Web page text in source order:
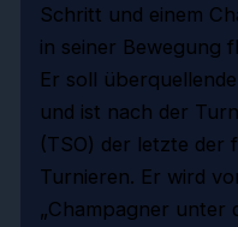
Schritt und einem
in seiner Bewegung
Er soll
und ist nach der
(TSO) der letzte der
Turnieren. Er wird
„Champagner unter